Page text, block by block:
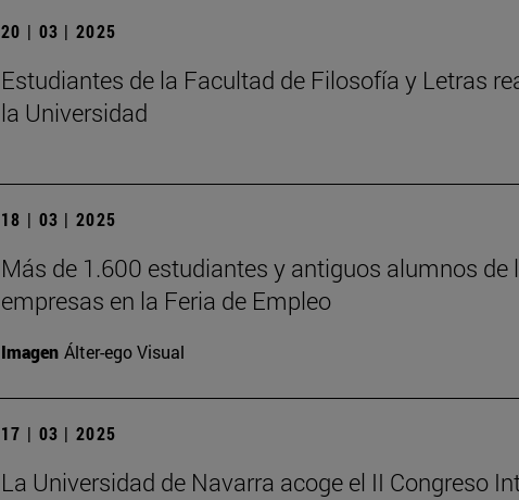
20 | 03 | 2025
Estudiantes de la Facultad de Filosofía y Letras
la Universidad
18 | 03 | 2025
Más de 1.600 estudiantes y antiguos alumnos
empresas en la Feria de Empleo
Imagen Álter-ego Visual
17 | 03 | 2025
La Universidad de Navarra acoge el II Congreso